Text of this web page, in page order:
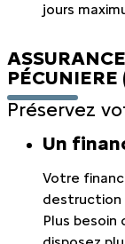
jours
PÉCUNIERE
Préservez
Un
Votre
destruction
Plus besoin